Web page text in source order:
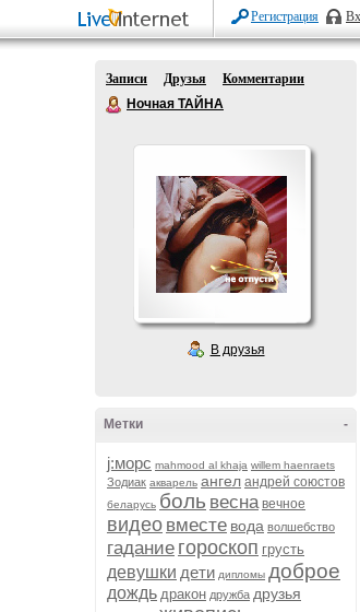
Регистрация
Записи Друзья
Комментарии
Ночная ТАЙНА
В друзья
-
Метки
j:морс mahmood al khaja willem haenraets
Зодиак акварель ангел андрей союстов
беларусь боль весна вечное
видео вместе вода волшебство
гадание гороскоп грусть
девушки дети дипломы доброе
дождь дракон дружба друзья